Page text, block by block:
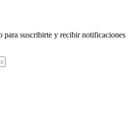
para suscribirte y recibir notificaciones